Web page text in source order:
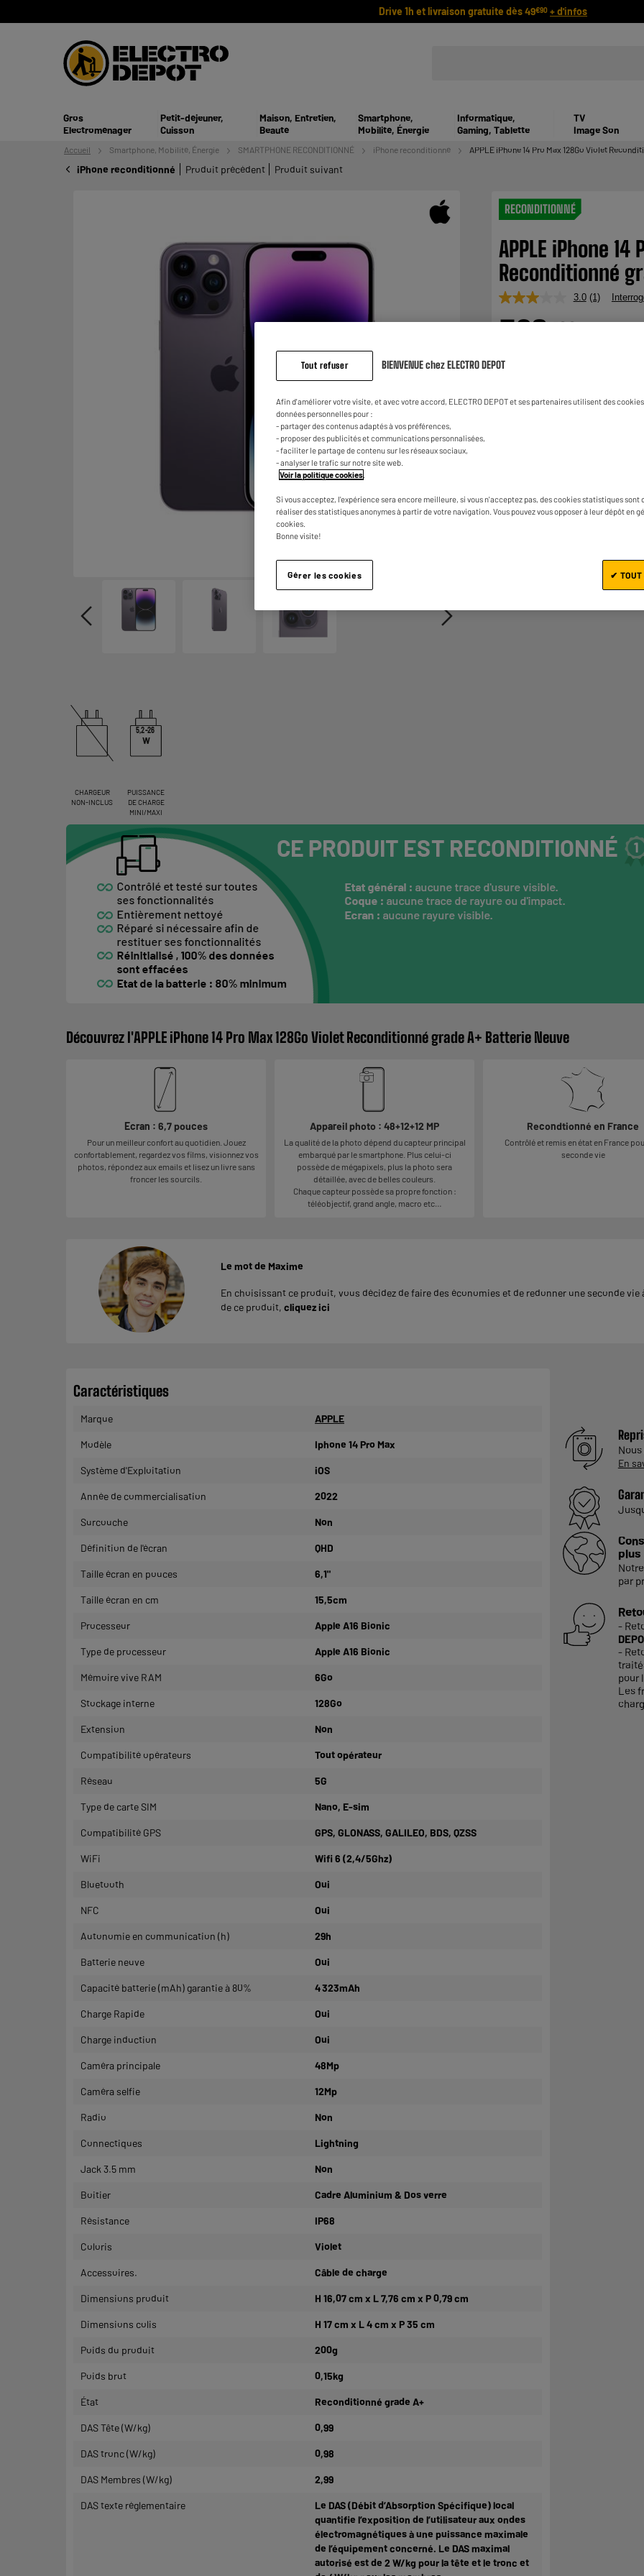
Drive 1h et livraison gratuite dès 49€90 + d'infos
Gros
Electroménager
Petit-déjeuner,
Cuisson
Maison, Entretien,
Beauté
Smartphone,
Mobilité, Énergie
Informatique,
Gaming, Tablette
TV
Image Son
Accueil Smartphone, Mobilité, Énergie SMARTPHONE RECONDITIONNÉ iPhone reconditionné APPLE iPhone 14 Pro Max 128Go Violet
iPhone reconditionné Produit précédent Produit suivant
RECONDITIONNÉ
APPLE iPhone 14
Reconditionné
3.0 Lire
avis.
(1)
569
Dont
UN CRÉDIT VOUS ENGAGE
CAPACITÉS DE
CHARGEUR
NON-INCLUS
5,2-26
W
PUISSANCE
DE CHARGE
MINI/MAXI
Découvrez l'APPLE iPhone 14 Pro Max 128Go Violet Reconditionné grade A+ Batterie Neuve
Ecran : 6,7 pouces
Pour un meilleur confort au quotidien. Jouez
confortablement, regardez vos films, visionnez vos
photos, répondez aux emails et lisez un livre sans
froncer les sourcils.
Appareil photo : 48+12+12 MP
La qualité de la photo dépend du capteur principal
embarqué par le smartphone. Plus celui-ci
possède de mégapixels, plus la photo sera
détaillée, avec de belles couleurs.
Chaque capteur possède sa propre fonction :
téléobjectif, grand angle, macro etc…
Recondtionné en France
Contrôlé et remis en état en France
seconde vie
Le mot de Maxime
En choisissant ce produit, vous décidez de faire des économies et de redonner une seconde
de ce produit, cliquez ici
En
plus
par
-
-
pour
Les
Caractéristiques
Marque APPLE
Modèle Iphone 14 Pro Max
Système d'Exploitation iOS
Année de commercialisation 2022
Surcouche Non
Définition de l'écran QHD
Taille écran en pouces 6,1"
Taille écran en cm 15,5cm
Processeur Apple A16 Bionic
Type de processeur Apple A16 Bionic
Mémoire vive RAM 6Go
Stockage interne 128Go
Extension Non
Compatibilité opérateurs Tout opérateur
Réseau 5G
Type de carte SIM Nano, E-sim
Compatibilité GPS GPS, GLONASS, GALILEO, BDS, QZSS
WiFi Wifi 6 (2,4/5Ghz)
Bluetooth Oui
NFC Oui
Autonomie en communication (h) 29h
Batterie neuve Oui
Capacité batterie (mAh) garantie à 80% 4 323mAh
Charge Rapide Oui
Charge induction Oui
Caméra principale 48Mp
Caméra selfie 12Mp
Radio Non
Connectiques Lightning
Jack 3.5 mm Non
Boitier Cadre Aluminium & Dos verre
Résistance IP68
Coloris Violet
Accessoires. Câble de charge
Dimensions produit H 16,07 cm x L 7,76 cm x P 0,79 cm
Dimensions colis H 17 cm x L 4 cm x P 35 cm
Poids du produit 200g
Poids brut 0,15kg
État Reconditionné grade A+
DAS Tête (W/kg) 0,99
DAS tronc (W/kg) 0,98
DAS Membres (W/kg) 2,99
DAS texte réglementaire
Le DAS (Débit d’Absorption Spécifique) local
quantifie l’exposition de l’utilisateur aux ondes
électromagnétiques à une puissance maximale
de l’équipement concerné. Le DAS maximal
autorisé est de 2 W/kg pour la tête et le tronc et
Tout refuser BIENVENUE chez ELECTRO DEPOT
Afin d'améliorer votre visite, et avec votre accord, ELECTRO DEPOT et ses partenaires utilisent des
données personnelles pour :
- partager des contenus adaptés à vos préférences,
- proposer des publicités et communications personnalisées,
- faciliter le partage de contenu sur les réseaux sociaux,
- analyser le trafic sur notre site web.
Voir la politique cookies
Si vous acceptez, l'expérience sera encore meilleure, si vous n'acceptez pas, des cookies statistiques sont
réaliser des statistiques anonymes à partir de votre navigation. Vous pouvez vous opposer à leur dépôt en
cookies.
Bonne visite!
Gérer les cookies ✔ TOUT